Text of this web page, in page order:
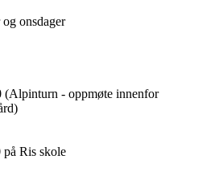
onsdager
(Alpinturn - oppmøte innenfor
på Ris skole